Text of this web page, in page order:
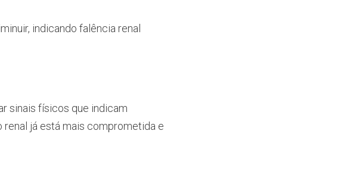
indicando falência renal
sinais físicos que indicam
renal já está mais comprometida e